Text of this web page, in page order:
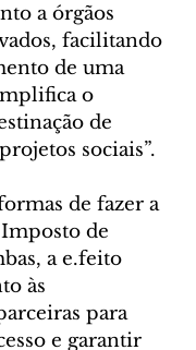
a órgãos
facilitando
de uma
o
de
sociais”.
de fazer a
de
a e.feito
às
para
e garantir